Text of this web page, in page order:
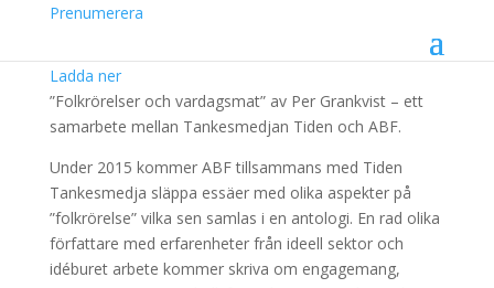
Prenumerera
28 april, 2015
Ladda ner
”Folkrörelser och vardagsmat” av Per Grankvist – ett
samarbete mellan Tankesmedjan Tiden och ABF.
Under 2015 kommer ABF tillsammans med Tiden
Tankesmedja släppa essäer med olika aspekter på
”folkrörelse” vilka sen samlas i en antologi. En rad olika
författare med erfarenheter från ideell sektor och
idéburet arbete kommer skriva om engagemang,